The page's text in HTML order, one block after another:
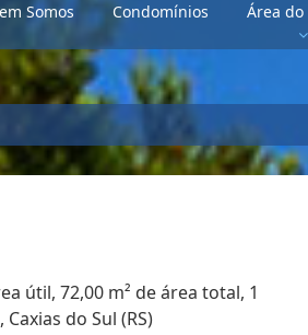
Somos Condomínios Área
útil, 72,00 m² de área total, 1
do Sul (RS)